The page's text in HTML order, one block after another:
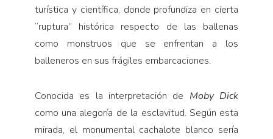
turística y científica, donde profundiza en cierta
“ruptura” histórica respecto de las ballenas
como monstruos que se enfrentan a los
balleneros en sus frágiles embarcaciones.
Conocida es la interpretación de Moby Dick
como una alegoría de la esclavitud. Según esta
mirada, el monumental cachalote blanco sería